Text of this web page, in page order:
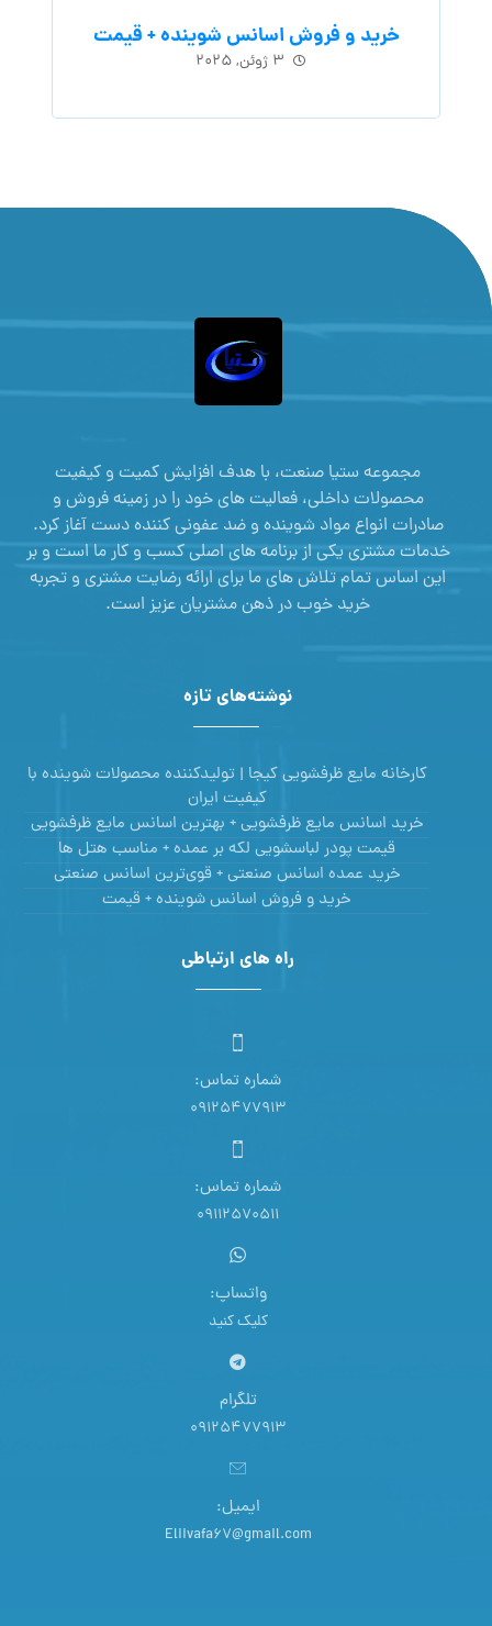
خرید و فروش اسانس شوینده + قیمت
۳ ژوئن, ۲۰۲۵
مجموعه ستیا صنعت، با هدف افزایش کمیت و کیفیت
محصولات داخلی، فعالیت های خود را در زمینه فروش و
صادرات انواع مواد شوینده و ضد عفونی کننده دست آغاز کرد.
خدمات مشتری یکی از برنامه های اصلی کسب و کار ما است و بر
این اساس تمام تلاش های ما برای ارائه رضایت مشتری و تجربه
خرید خوب در ذهن مشتریان عزیز است.
نوشته‌های تازه
کارخانه مایع ظرفشویی کیجا | تولیدکننده محصولات شوینده با
کیفیت ایران
خرید اسانس مایع ظرفشویی + بهترین اسانس مایع ظرفشویی
قیمت پودر لباسشویی لکه بر عمده + مناسب هتل ها
خرید عمده اسانس صنعتی + قوی‌ترین اسانس‌ صنعتی
خرید و فروش اسانس شوینده + قیمت
راه های ارتباطی
شماره تماس:
09125477913
شماره تماس:
09112570511
واتساپ:
کلیک کنید
تلگرام
09125477913
ایمیل:
Eliivafa67@gmail.com